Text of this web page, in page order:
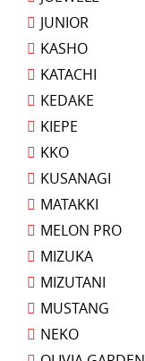
JUNIOR
KASHO
KATACHI
KEDAKE
KIEPE
KKO
KUSANAGI
MATAKKI
MELON PRO
MIZUKA
MIZUTANI
MUSTANG
NEKO